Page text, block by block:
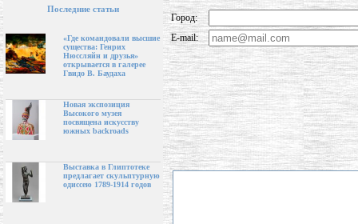
Последние статьи
«Где командовали высшие
существа: Генрих
Нюссляйн и друзья»
открывается в галерее
Гвидо В. Баудаха
Новая экспозиция
Высокого музея
посвящена искусству
южных backroads
Выставка в Глиптотеке
предлагает скульптурную
одиссею 1789-1914 годов
Город:
E-mail: